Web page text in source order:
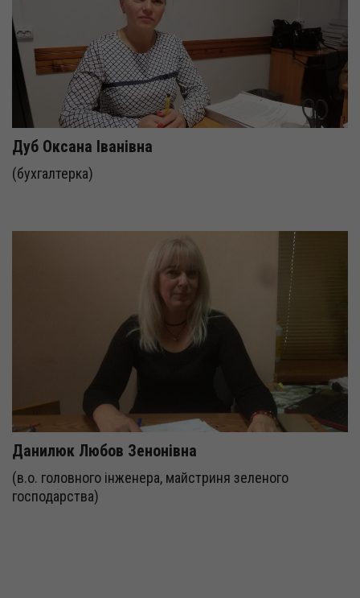
Дуб Оксана Іванівна
(бухгалтерка)
Данилюк Любов Зенонівна
(в.о. головного інженера, майстриня зеленого
господарства)